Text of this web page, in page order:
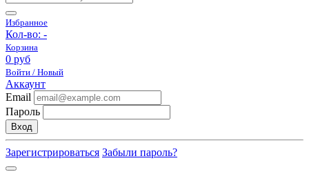
Избранное
Кол-во: -
Корзина
0 руб
Войти / Новый
Аккаунт
Email
Пароль
Вход
Зарегистрироваться Забыли пароль?